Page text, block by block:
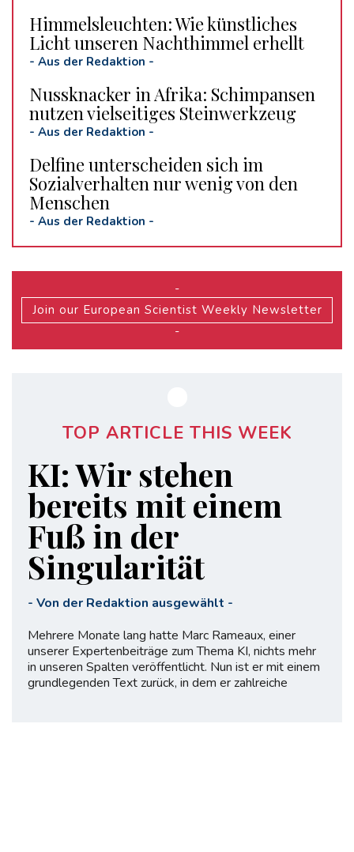
Himmelsleuchten: Wie künstliches
Licht unseren Nachthimmel erhellt
- Aus der Redaktion -
Nussknacker in Afrika: Schimpansen
nutzen vielseitiges Steinwerkzeug
- Aus der Redaktion -
Delfine unterscheiden sich im
Sozialverhalten nur wenig von den
Menschen
- Aus der Redaktion -
-
Join our European Scientist Weekly Newsletter
-
TOP ARTICLE THIS WEEK
KI: Wir stehen
bereits mit einem
Fuß in der
Singularität
- Von der Redaktion ausgewählt -
Mehrere Monate lang hatte Marc Rameaux, einer
unserer Expertenbeiträge zum Thema KI, nichts mehr
in unseren Spalten veröffentlicht. Nun ist er mit einem
grundlegenden Text zurück, in dem er zahlreiche